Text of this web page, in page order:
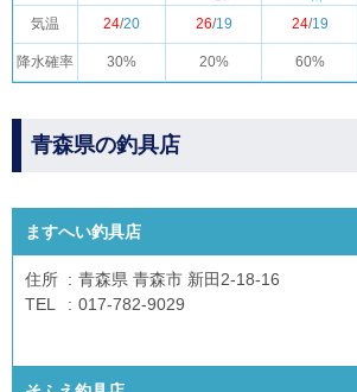
気温
降水確率
24/20 26/19 24/19
30% 20% 60%
青森県の釣具店
ますへい釣具店
住所
青森県 青森市 新田2-18-16
TEL
017-782-9029